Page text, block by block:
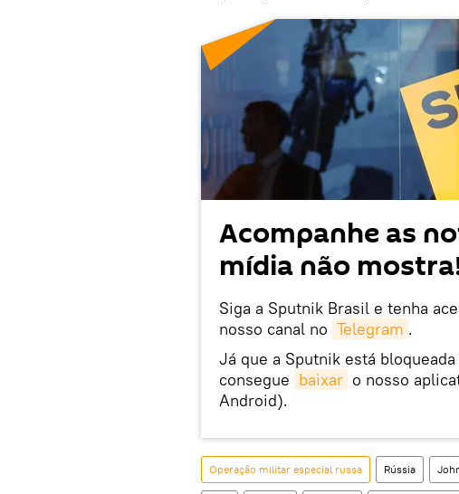
Acompanhe as
mídia não
Siga a Sputnik Brasil e tenha
nosso canal no Telegram .
Já que a Sputnik está
consegue baixar o nosso
Android).
Operação militar especial russa Rússia